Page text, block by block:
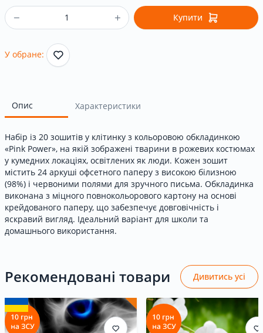
Купити
У обране:
Опис Характеристики
Набір із 20 зошитів у клітинку з кольоровою обкладинкою
«Pink Power», на якій зображені тварини в рожевих костюмах
у кумедних локаціях, освітлених як люди. Кожен зошит
містить 24 аркуші офсетного паперу з високою білизною
(98%) і червоними полями для зручного письма. Обкладинка
виконана з міцного повнокольорового картону на основі
крейдованого паперу, що забезпечує довговічність і
яскравий вигляд. Ідеальний варіант для школи та
домашнього використання.
Рекомендовані товари Дивитись усі